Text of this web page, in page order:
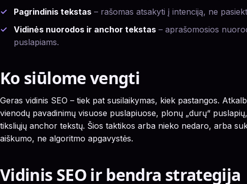
Pagrindinis tekstas – rašomas atsakyti į intenciją, ne
Vidinės nuorodos ir anchor tekstas – aprašomosios
puslapiams.
Ko siūlome vengti
Geras vidinis SEO – tiek pat susilaikymas, kiek pastangos.
vienodų pavadinimų visuose puslapiuose, plonų „durų“
tiksliųjų anchor tekstų. Šios taktikos arba nieko nedaro, arba
aiškumo, ne algoritmo apgavystės.
Vidinis SEO ir bendra strategija